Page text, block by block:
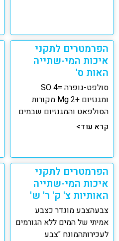
הפרמטרים לתקני
איכות המי-שתייה
האות ס'
סולפט-גופרה =4 SO
ומגנזיום +2 Mg מקורות
הסולפאט והמגנזיום שבמים
קרא עוד>
הפרמטרים לתקני
איכות המי-שתייה
האותיות צ' ק' ר' ש'
צבעהצבע מוגדר כצבע
אמיתי של המים ללא הגורמים
לעכירותהמונח "צבע